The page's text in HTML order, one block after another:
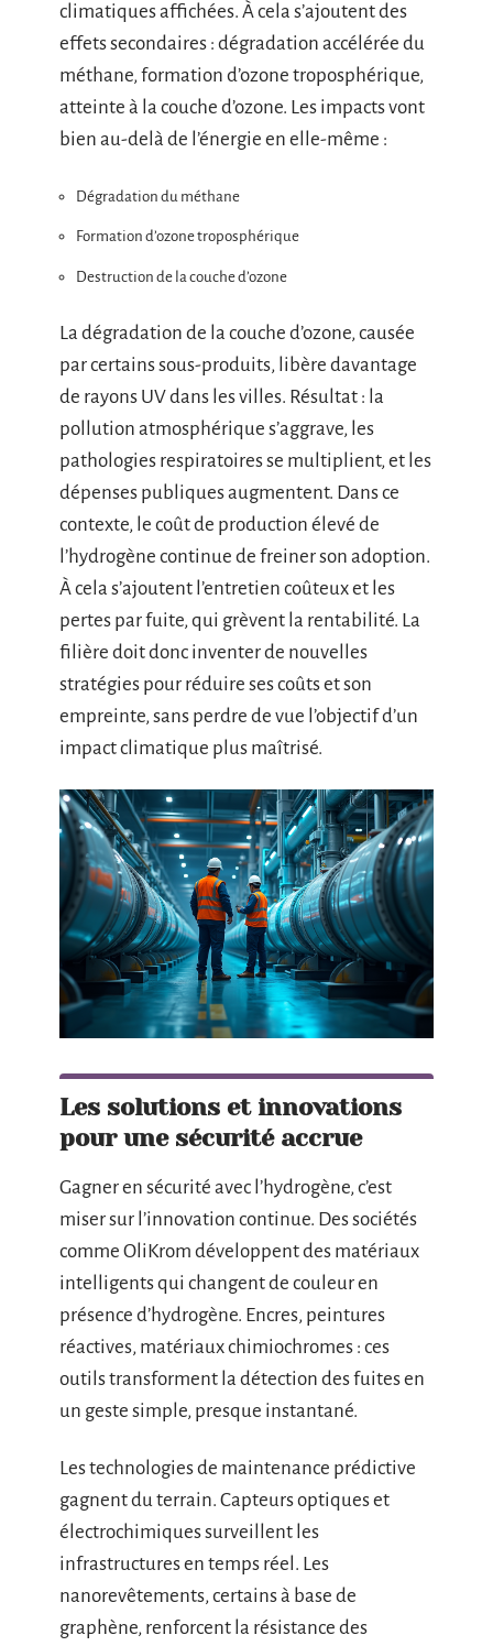
climatiques affichées. À cela s’ajoutent des
effets secondaires : dégradation accélérée du
méthane, formation d’ozone troposphérique,
atteinte à la couche d’ozone. Les impacts vont
bien au-delà de l’énergie en elle-même :
Dégradation du méthane
Formation d’ozone troposphérique
Destruction de la couche d’ozone
La dégradation de la couche d’ozone, causée
par certains sous-produits, libère davantage
de rayons UV dans les villes. Résultat : la
pollution atmosphérique s’aggrave, les
pathologies respiratoires se multiplient, et les
dépenses publiques augmentent. Dans ce
contexte, le coût de production élevé de
l’hydrogène continue de freiner son adoption.
À cela s’ajoutent l’entretien coûteux et les
pertes par fuite, qui grèvent la rentabilité. La
filière doit donc inventer de nouvelles
stratégies pour réduire ses coûts et son
empreinte, sans perdre de vue l’objectif d’un
impact climatique plus maîtrisé.
Les solutions et innovations
pour une sécurité accrue
Gagner en sécurité avec l’hydrogène, c’est
miser sur l’innovation continue. Des sociétés
comme OliKrom développent des matériaux
intelligents qui changent de couleur en
présence d’hydrogène. Encres, peintures
réactives, matériaux chimiochromes : ces
outils transforment la détection des fuites en
un geste simple, presque instantané.
Les technologies de maintenance prédictive
gagnent du terrain. Capteurs optiques et
électrochimiques surveillent les
infrastructures en temps réel. Les
nanorevêtements, certains à base de
graphène, renforcent la résistance des